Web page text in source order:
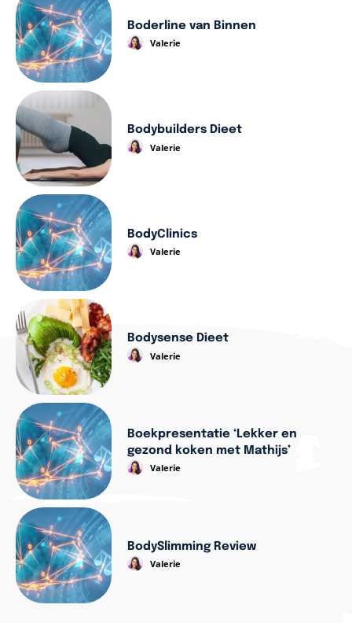
Boderline van Binnen
Valerie
Bodybuilders Dieet
Valerie
BodyClinics
Valerie
Bodysense Dieet
Valerie
Boekpresentatie ‘Lekker en
gezond koken met Mathijs’
Valerie
BodySlimming Review
Valerie